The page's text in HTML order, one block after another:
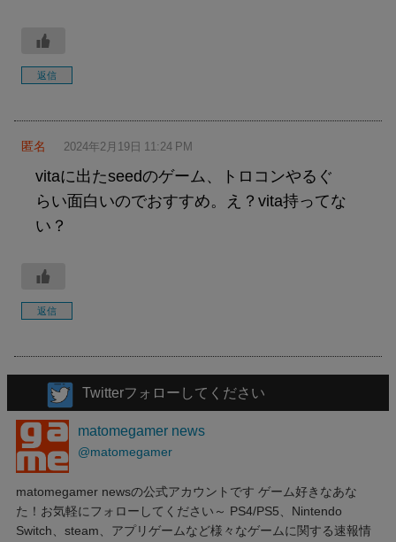
返信
匿名 2024年2月19日 11:24 PM
vitaに出たseedのゲーム、トロコンやるぐ
らい面白いのでおすすめ。え？vita持ってな
い？
返信
Twitterフォローしてください
matomegamer news
@matomegamer
matomegamer newsの公式アカウントです ゲーム好きなあな
た！お気軽にフォローしてください～ PS4/PS5、Nintendo
Switch、steam、アプリゲームなど様々なゲームに関する速報情